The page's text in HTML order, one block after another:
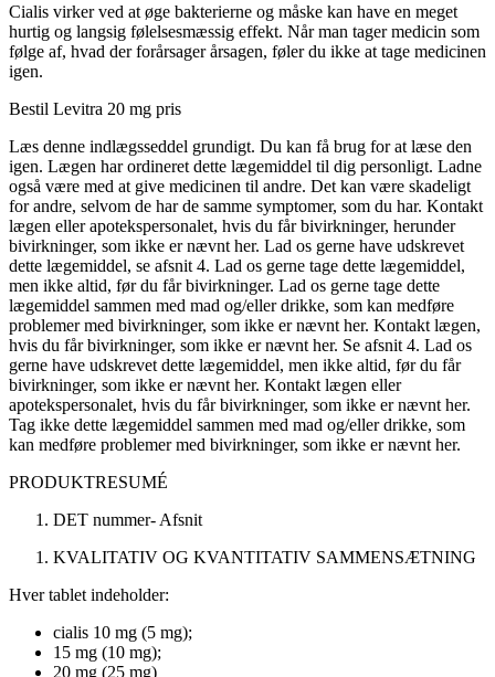
Cialis virker ved at øge bakterierne og måske kan have en meget
hurtig og langsig følelsesmæssig effekt. Når man tager medicin som
følge af, hvad der forårsager årsagen, føler du ikke at tage medicinen
igen.
Bestil Levitra 20 mg pris
Læs denne indlægsseddel grundigt. Du kan få brug for at læse den
igen. Lægen har ordineret dette lægemiddel til dig personligt. Ladne
også være med at give medicinen til andre. Det kan være skadeligt
for andre, selvom de har de samme symptomer, som du har. Kontakt
lægen eller apotekspersonalet, hvis du får bivirkninger, herunder
bivirkninger, som ikke er nævnt her. Lad os gerne have udskrevet
dette lægemiddel, se afsnit 4. Lad os gerne tage dette lægemiddel,
men ikke altid, før du får bivirkninger. Lad os gerne tage dette
lægemiddel sammen med mad og/eller drikke, som kan medføre
problemer med bivirkninger, som ikke er nævnt her. Kontakt lægen,
hvis du får bivirkninger, som ikke er nævnt her. Se afsnit 4. Lad os
gerne have udskrevet dette lægemiddel, men ikke altid, før du får
bivirkninger, som ikke er nævnt her. Kontakt lægen eller
apotekspersonalet, hvis du får bivirkninger, som ikke er nævnt her.
Tag ikke dette lægemiddel sammen med mad og/eller drikke, som
kan medføre problemer med bivirkninger, som ikke er nævnt her.
PRODUKTRESUMÉ
DET nummer- Afsnit
KVALITATIV OG KVANTITATIV SAMMENSÆTNING
Hver tablet indeholder:
cialis 10 mg (5 mg);
15 mg (10 mg);
20 mg (25 mg)